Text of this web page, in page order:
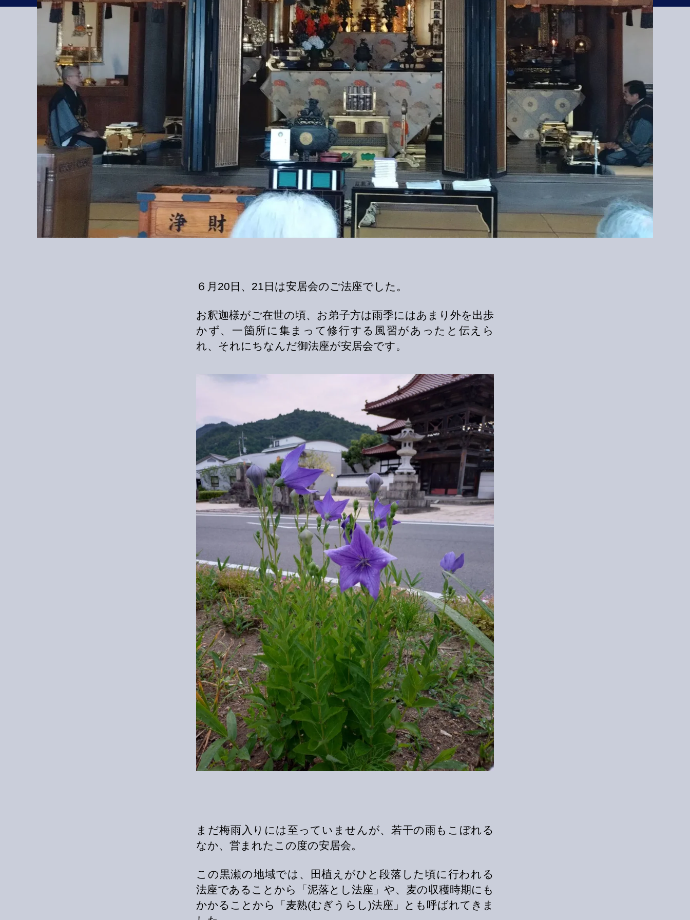
６月20日、21日は安居会のご法座でした。
お釈迦様がご在世の頃、お弟子方は雨季にはあまり外を出歩
かず、一箇所に集まって修行する風習があったと伝えら
れ、それにちなんだ御法座が安居会です。
まだ梅雨入りには至っていませんが、若干の雨もこぼれる
なか、営まれたこの度の安居会。
この黒瀬の地域では、田植えがひと段落した頃に行われる
法座であることから「泥落とし法座」や、麦の収穫時期にも
かかることから「麦熟(むぎうらし)法座」とも呼ばれてきま